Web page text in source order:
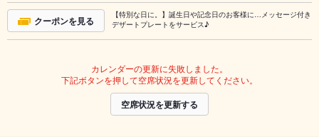
クーポンを見る
【特別な日に。】誕生日や記念日のお客様に…メッセージ付き
デザートプレートをサービス♪
カレンダーの更新に失敗しました。
下記ボタンを押して空席状況を更新してください。
空席状況を更新する